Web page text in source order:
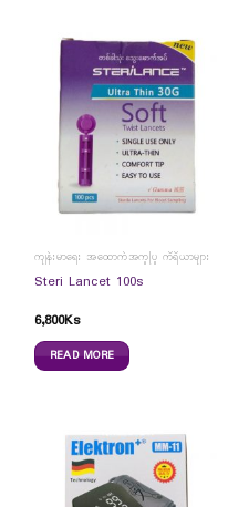
ကျန်းမာရေး အထောက်အကူပြု ကိရိယာများ
Steri Lancet 100s
6,800Ks
READ MORE